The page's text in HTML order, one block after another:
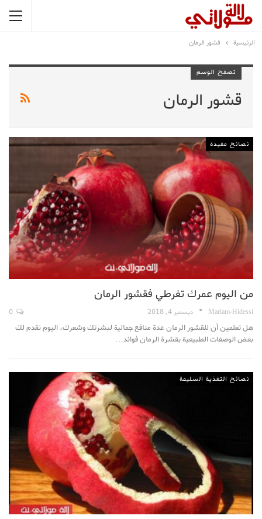
الرئيسية قشور الرمان
تصفح الوسم
قشور الرمان
نصائح مفيدة
من اليوم عمرك تفرطي فقشور الرمان
Mariam-Hidessi ديسمبر 4, 2018
هل تعلمين أن للقشور الرمان عدة منافع جمالية لبشرتك وشعرك، اليوم نقدم لك
بعض الوصفات الطبيعية بقشرة الرمان فوائد…
نصائح التغذية السليمة